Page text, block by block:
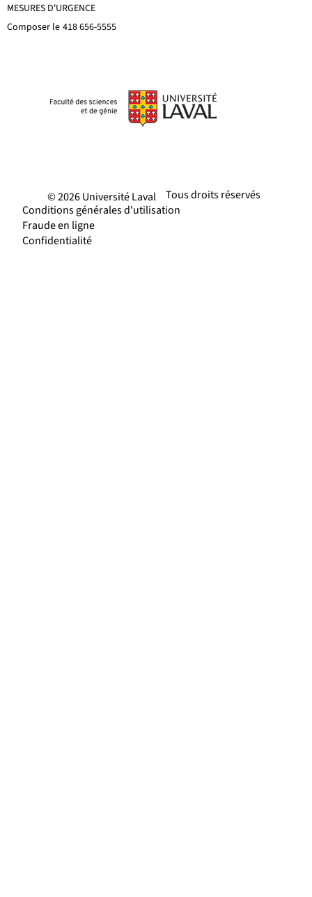
MESURES D'URGENCE
Composer le 418 656-5555
Tous droits réservés
© 2026 Université Laval
Conditions générales d'utilisation
Fraude en ligne
Confidentialité